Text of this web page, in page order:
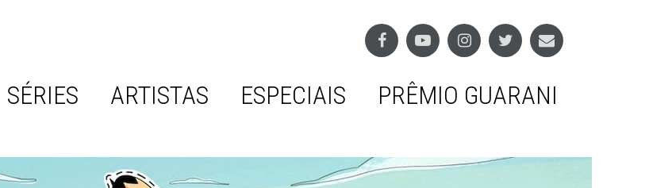
SÉRIES ARTISTAS ESPECIAIS PRÊMIO GUARANI